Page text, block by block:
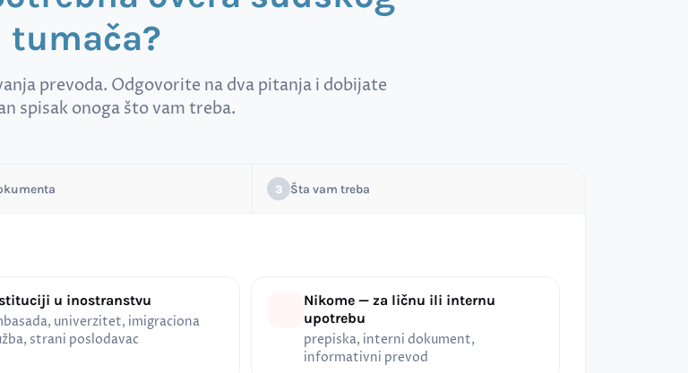
tumača?
prevoda. Odgovorite na dva pitanja i dobijate
spisak onoga što vam treba.
3 Šta vam treba
u inostranstvu
univerzitet, imigraciona
strani poslodavac
Nikome — za ličnu ili internu
upotrebu
prepiska, interni dokument,
informativni prevod